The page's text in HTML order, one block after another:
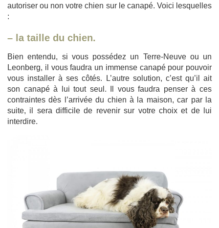
autoriser ou non votre chien sur le canapé. Voici lesquelles
:
– la taille du chien.
Bien entendu, si vous possédez un Terre-Neuve ou un
Leonberg, il vous faudra un immense canapé pour pouvoir
vous installer à ses côtés. L’autre solution, c’est qu’il ait
son canapé à lui tout seul. Il vous faudra penser à ces
contraintes dès l’arrivée du chien à la maison, car par la
suite, il sera difficile de revenir sur votre choix et de lui
interdire.